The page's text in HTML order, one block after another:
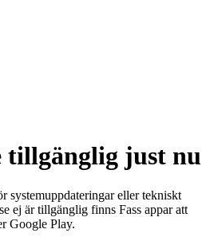
tillgänglig just nu
systemuppdateringar eller tekniskt
ej är tillgänglig finns Fass appar att
Google Play.